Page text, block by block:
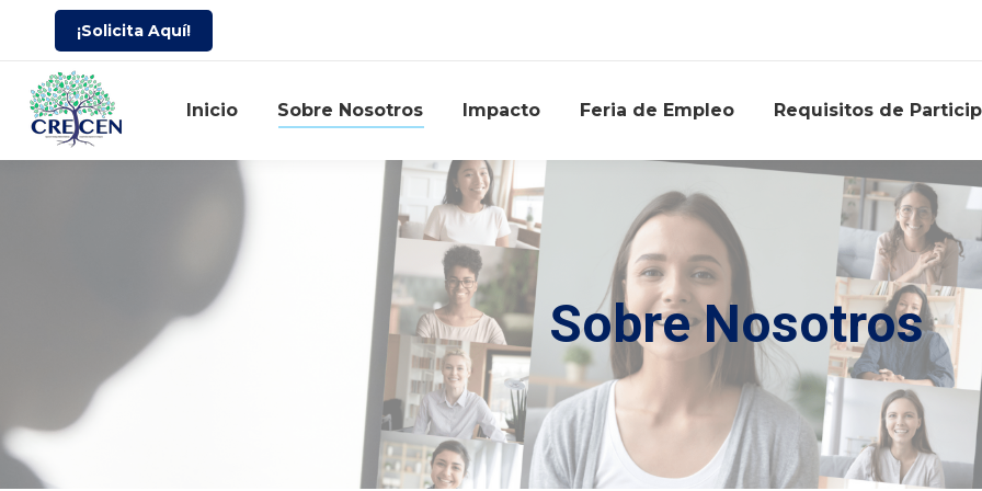
¡Solicita Aquí!
Inicio Sobre Nosotros Impacto Feria de Empleo Requisitos de
Sobre Nosotros